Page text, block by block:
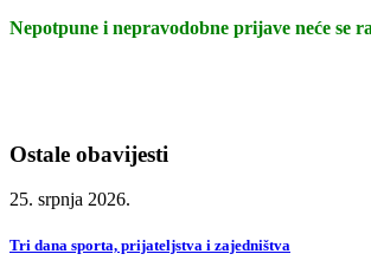
Nepotpune i nepravodobne prijave neće se
Ostale obavijesti
25. srpnja 2026.
Tri dana sporta, prijateljstva i zajedništva